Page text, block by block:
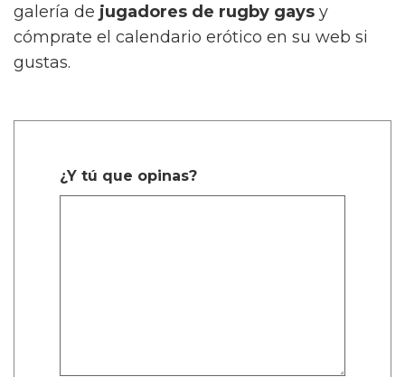
galería de jugadores de rugby gays y
cómprate el calendario erótico en su web si
gustas.
¿Y tú que opinas?